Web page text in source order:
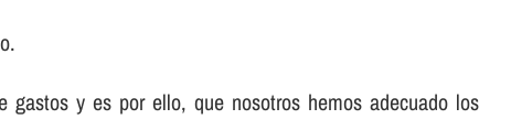
y es por ello, que nosotros hemos adecuado los